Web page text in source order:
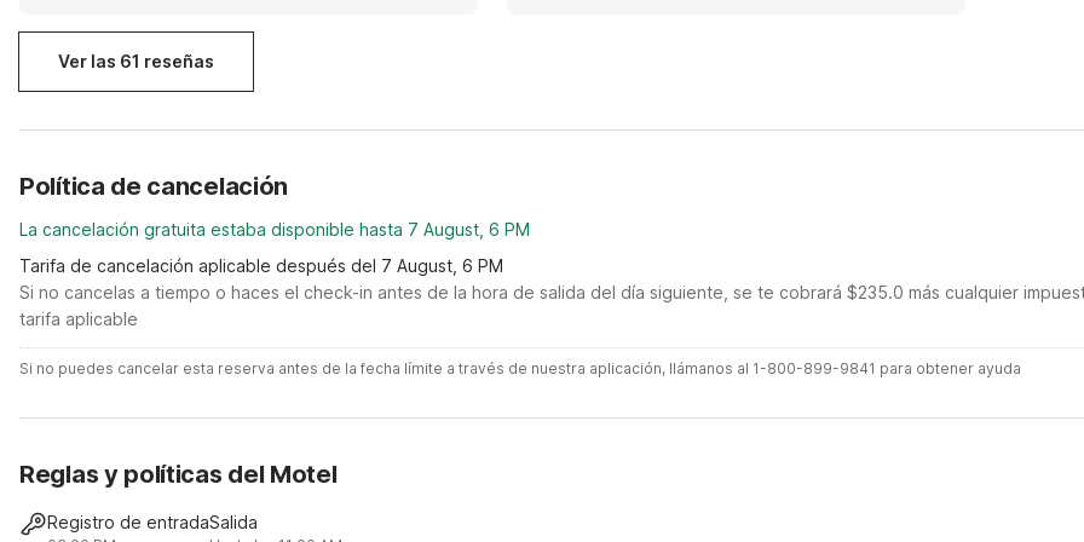
Ver las 61 reseñas
Política de cancelación
La cancelación gratuita estaba disponible hasta 7 August, 6 PM
Tarifa de cancelación aplicable después del 7 August, 6 PM
Si no cancelas a tiempo o haces el check-in antes de la hora de salida del día siguiente, se te cobrará $235.0 más cualquier
tarifa aplicable
Si no puedes cancelar esta reserva antes de la fecha límite a través de nuestra aplicación, llámanos al 1-800-899-9841 para obtener ayuda
Reglas y políticas del Motel
Registro de entradaSalida